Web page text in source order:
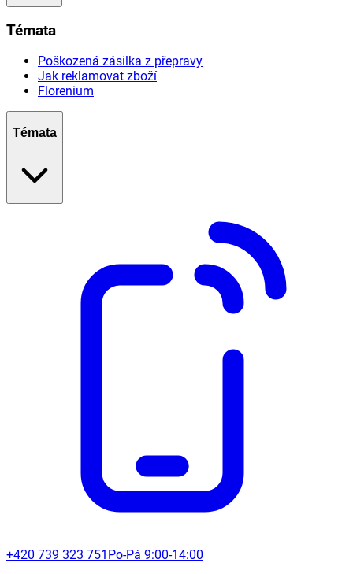
Témata
Poškozená zásilka z přepravy
Jak reklamovat zboží
Florenium
Témata
+420 739 323 751 Po-Pá 9:00-14:00